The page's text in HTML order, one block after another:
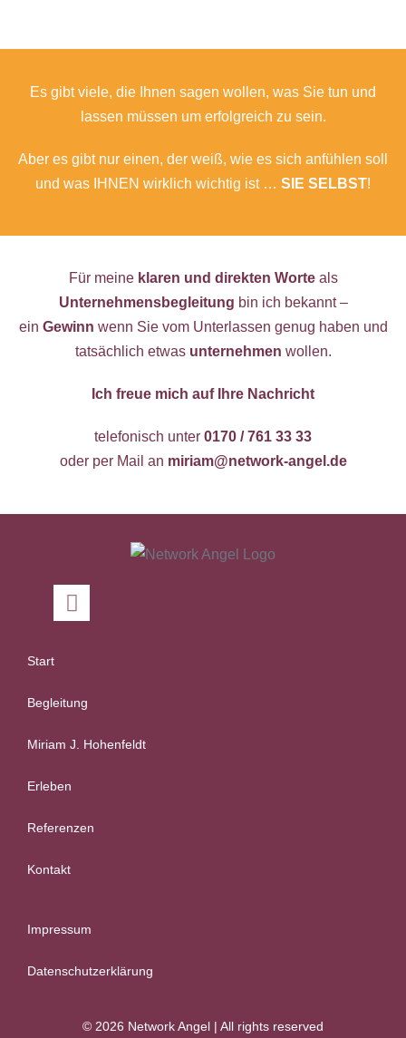
Es gibt viele, die Ihnen sagen wollen, was Sie tun und
lassen müssen um erfolgreich zu sein.
Aber es gibt nur einen, der weiß, wie es sich anfühlen soll
und was IHNEN wirklich wichtig ist … SIE SELBST!
Für meine klaren und direkten Worteals
Unternehmensbegleitung bin ich bekannt –
ein Gewinn wenn Sie vom Unterlassen genug haben und
tatsächlich etwas unternehmen wollen.
Ich freue mich auf Ihre Nachricht
telefonisch unter 0170 / 761 33 33
oder per Mail an miriam@network-angel.de
Start
Begleitung
Miriam J. Hohenfeldt
Erleben
Referenzen
Kontakt
Impressum
Datenschutzerklärung
© 2026 Network Angel | All rights reserved